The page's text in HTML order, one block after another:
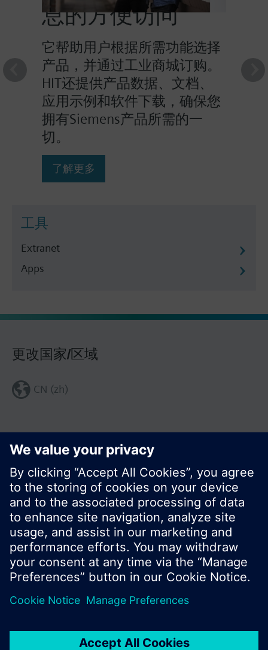
息的方便访问
它帮助用户根据所需功能选择
产品，并通过工业商城订购。
HIT还提供产品数据、文档、
应用示例和软件下载，确保您
拥有Siemens产品所需的一
切。
了解更多
工具
Extranet
Apps
更改国家/区域
CN (zh)